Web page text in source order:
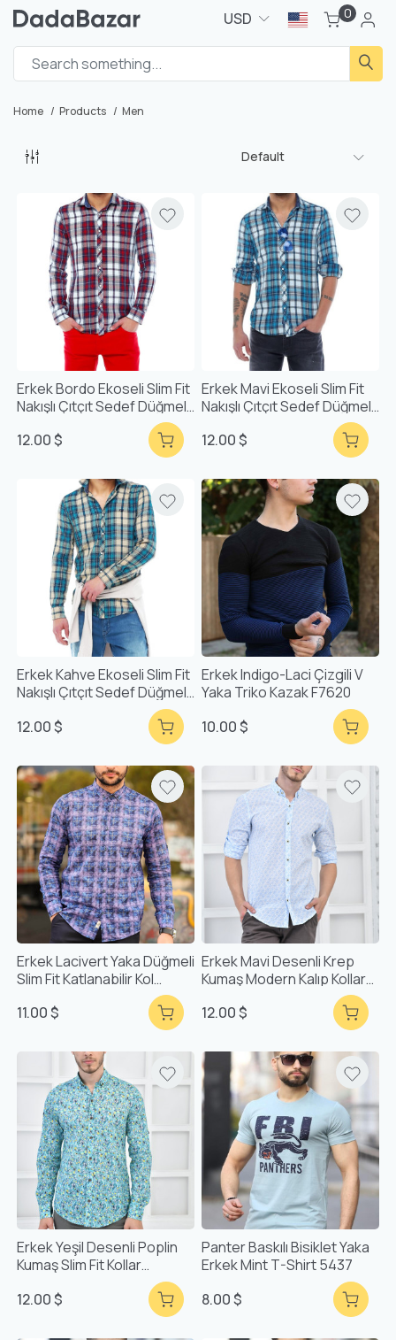
USD 0
Home Products Men
Default
Erkek Bordo Ekoseli Slim Fit
Nakışlı Çıtçıt Sedef Düğmeli
12.00 $
Erkek Mavi Ekoseli Slim Fit
Nakışlı Çıtçıt Sedef Düğmeli
12.00 $
Erkek Kahve Ekoseli Slim Fit
Nakışlı Çıtçıt Sedef Düğmeli
12.00 $
Erkek Indigo-Laci Çizgili V
Yaka Triko Kazak F7620
10.00 $
Erkek Lacivert Yaka Düğmeli
Slim Fit Katlanabilir Kol
Desenli Gömlek F5211
11.00 $
Erkek Mavi Desenli Krep
Kumaş Modern Kalıp Kollar
Katlanabilir Gömlek F5176
12.00 $
Erkek Yeşil Desenli Poplin
Kumaş Slim Fit Kollar
Katlanabilir Gömlek F5176
12.00 $
Panter Baskılı Bisiklet Yaka
Erkek Mint T-Shirt 5437
8.00 $